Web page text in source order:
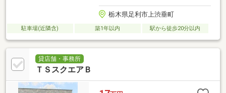
栃木県足利市上渋垂町
駐車場(近隣含) 築1年以内 駅から徒歩20分以内
貸店舗・事務所
ＴＳスクエアＢ